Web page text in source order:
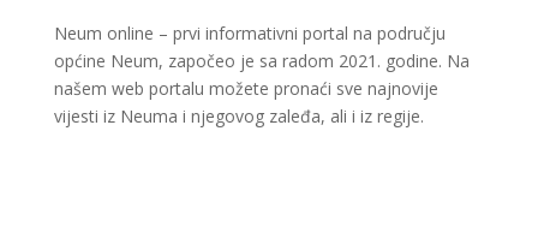
Neum online – prvi informativni portal na području
općine Neum, započeo je sa radom 2021. godine. Na
našem web portalu možete pronaći sve najnovije
vijesti iz Neuma i njegovog zaleđa, ali i iz regije.